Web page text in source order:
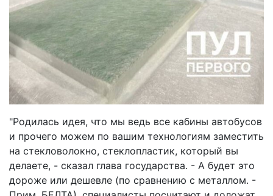
"Родилась идея, что мы ведь все кабины автобусов
и прочего можем по вашим технологиям заместить
на стекловолокно, стеклопластик, который вы
делаете, - сказал глава государства. - А будет это
дороже или дешевле (по сравнению с металлом. -